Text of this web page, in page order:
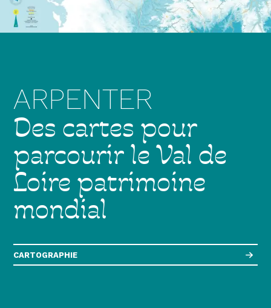
ARPENTER
Des cartes pour
parcourir le Val de
Loire patrimoine
mondial
CARTOGRAPHIE